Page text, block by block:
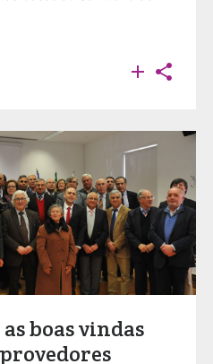
 
boas vindas